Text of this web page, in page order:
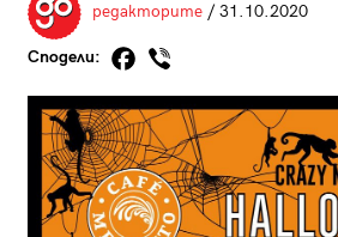
редакторите/ 31.10.2020
Сподели: